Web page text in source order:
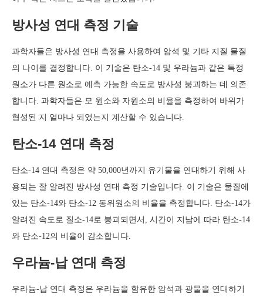
방사성 연대 측정 기술
과학자들은 방사성 연대 측정을 사용하여 암석 및 기타 지질 물질
의 나이를 결정합니다. 이 기술은 탄소-14 및 우라늄과 같은 특정
원소가 다른 원소로 예측 가능한 속도로 방사성 붕괴하는 데 의존
합니다. 과학자들은 모 원소와 자원소의 비율을 측정하여 바위가
형성된 지 얼마나 되었는지 계산할 수 있습니다.
탄소-14 연대 측정
탄소-14 연대 측정은 약 50,000년까지 유기물을 연대하기 위해 사
용되는 잘 알려진 방사성 연대 측정 기술입니다. 이 기술은 물질에
있는 탄소-14와 탄소-12 동위원소의 비율을 측정합니다. 탄소-14가
알려진 속도로 질소-14로 붕괴되면서, 시간이 지남에 따라 탄소-14
와 탄소-12의 비율이 감소합니다.
우라늄-납 연대 측정
우라늄-납 연대 측정은 우라늄을 함유한 암석과 광물을 연대하기